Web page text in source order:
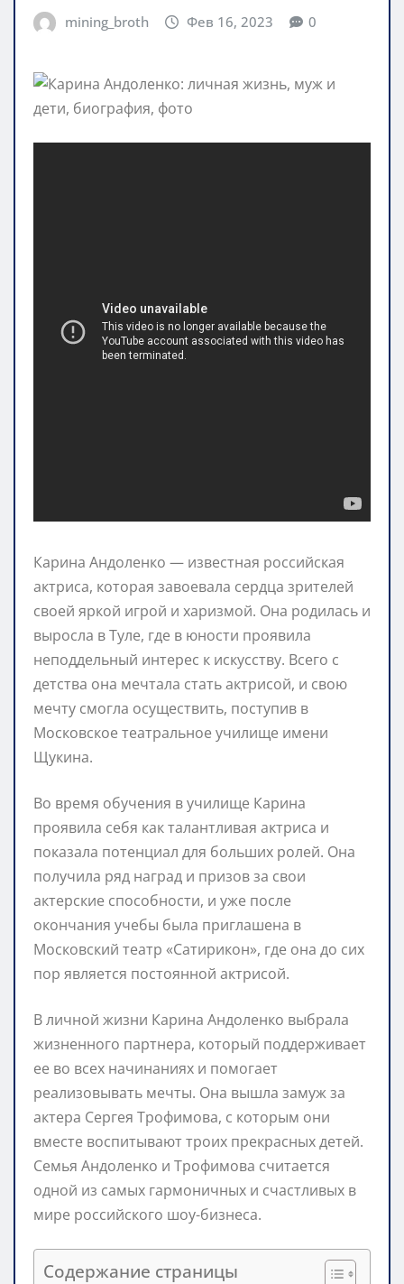
mining_broth Фев 16, 2023 0
Карина Андоленко — известная российская
актриса, которая завоевала сердца зрителей
своей яркой игрой и харизмой. Она родилась и
выросла в Туле, где в юности проявила
неподдельный интерес к искусству. Всего с
детства она мечтала стать актрисой, и свою
мечту смогла осуществить, поступив в
Московское театральное училище имени
Щукина.
Во время обучения в училище Карина
проявила себя как талантливая актриса и
показала потенциал для больших ролей. Она
получила ряд наград и призов за свои
актерские способности, и уже после
окончания учебы была приглашена в
Московский театр «Сатирикон», где она до сих
пор является постоянной актрисой.
В личной жизни Карина Андоленко выбрала
жизненного партнера, который поддерживает
ее во всех начинаниях и помогает
реализовывать мечты. Она вышла замуж за
актера Сергея Трофимова, с которым они
вместе воспитывают троих прекрасных детей.
Семья Андоленко и Трофимова считается
одной из самых гармоничных и счастливых в
мире российского шоу-бизнеса.
Содержание страницы